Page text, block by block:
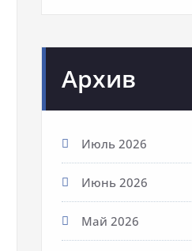
Архив
Июль 2026
Июнь 2026
Май 2026